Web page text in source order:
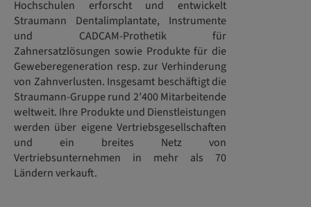
Hochschulen erforscht und entwickelt
Straumann Dentalimplantate, Instrumente
und CADCAM-Prothetik für
Zahnersatzlösungen sowie Produkte für die
Geweberegeneration resp. zur Verhinderung
von Zahnverlusten. Insgesamt beschäftigt die
Straumann-Gruppe rund 2’400 Mitarbeitende
weltweit. Ihre Produkte und Dienstleistungen
werden über eigene Vertriebsgesellschaften
und ein breites Netz von
Vertriebsunternehmen in mehr als 70
Ländern verkauft.